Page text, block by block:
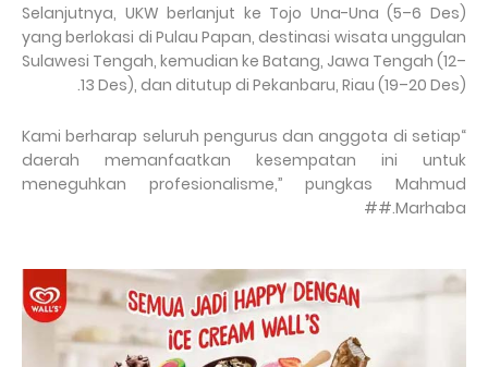
Selanjutnya, UKW berlanjut ke Tojo Una-Una (5–6 Des)
yang berlokasi di Pulau Papan, destinasi wisata unggulan
Sulawesi Tengah, kemudian ke Batang, Jawa Tengah (12–
13 Des), dan ditutup di Pekanbaru, Riau (19–20 Des).
“Kami berharap seluruh pengurus dan anggota di setiap
daerah memanfaatkan kesempatan ini untuk
meneguhkan profesionalisme,” pungkas Mahmud
Marhaba.##